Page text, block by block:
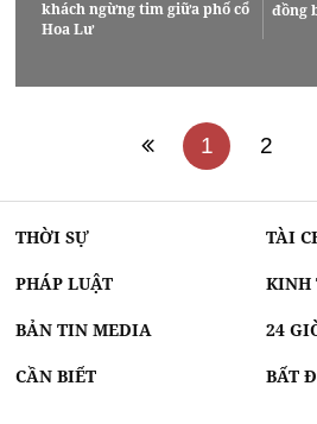
khách ngừng tim giữa phố cổ
Hoa Lư
đồng
1 2
THỜI SỰ TÀI
PHÁP LUẬT KINH
BẢN TIN MEDIA 24
CẦN BIẾT BẤT